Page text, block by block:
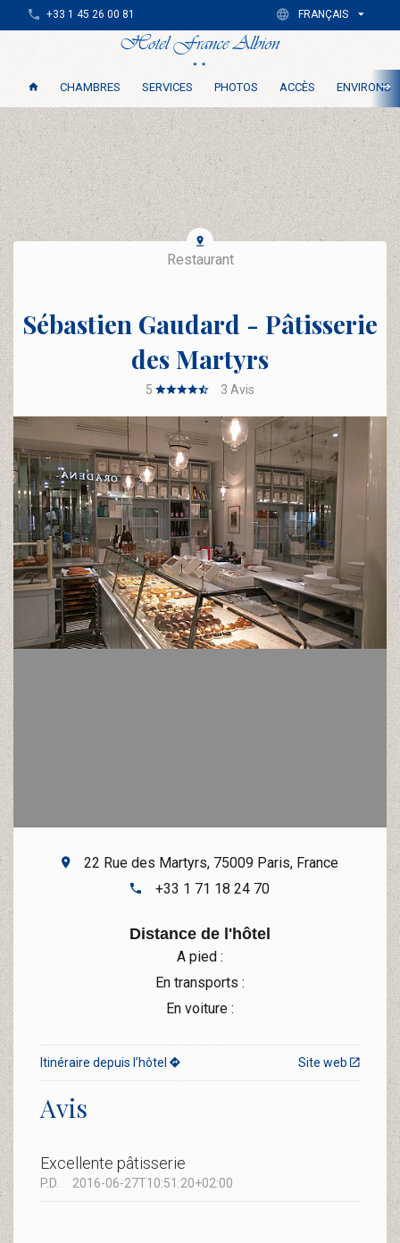
CHAMBRES SERVICES PHOTOS ACCÈS ENVIRONS
+33 1 45 26 00 81 FRANÇAIS
Restaurant
Sébastien Gaudard - Pâtisserie
des Martyrs
5 3 Avis
22 Rue des Martyrs, 75009 Paris, France
+33 1 71 18 24 70
Distance de l'hôtel
A pied :
En transports :
En voiture :
Site web
Itinéraire depuis l’hôtel
Avis
Excellente pâtisserie
P.D. 2016-06-27T10:51:20+02:00